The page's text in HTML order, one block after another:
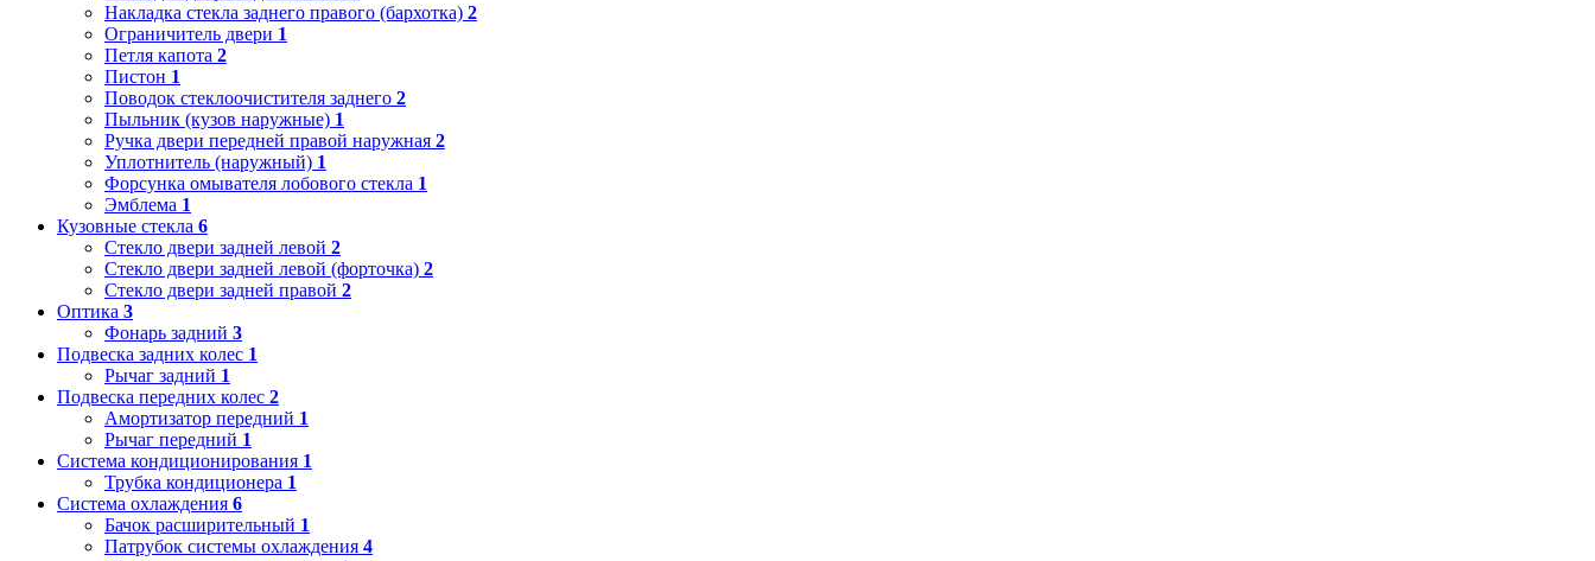
Накладка стекла заднего правого (бархотка) 2
Ограничитель двери 1
Петля капота 2
Пистон 1
Поводок стеклоочистителя заднего 2
Пыльник (кузов наружные) 1
Ручка двери передней правой наружная 2
Уплотнитель (наружный) 1
Форсунка омывателя лобового стекла 1
Эмблема 1
Кузовные стекла 6
Стекло двери задней левой 2
Стекло двери задней левой (форточка) 2
Стекло двери задней правой 2
Оптика 3
Фонарь задний 3
Подвеска задних колес 1
Рычаг задний 1
Подвеска передних колес 2
Амортизатор передний 1
Рычаг передний 1
Система кондиционирования 1
Трубка кондиционера 1
Система охлаждения 6
Бачок расширительный 1
Патрубок системы охлаждения 4